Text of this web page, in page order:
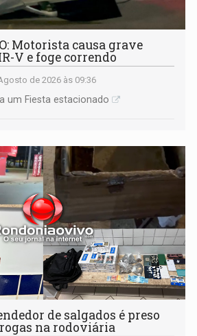
Motorista causa grave
V e foge correndo
de 2026 às 09:36
um Fiesta estacionado
de salgados é preso
na rodoviária